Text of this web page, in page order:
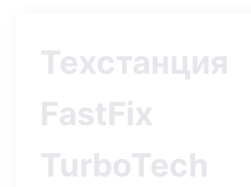
Техстанция
FastFix
TurboTech